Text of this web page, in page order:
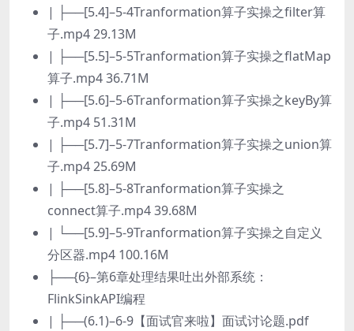
| ├──[5.4]–5-4Tranformation算子实操之filter算
子.mp4 29.13M
| ├──[5.5]–5-5Tranformation算子实操之flatMap
算子.mp4 36.71M
| ├──[5.6]–5-6Tranformation算子实操之keyBy算
子.mp4 51.31M
| ├──[5.7]–5-7Tranformation算子实操之union算
子.mp4 25.69M
| ├──[5.8]–5-8Tranformation算子实操之
connect算子.mp4 39.68M
| └──[5.9]–5-9Tranformation算子实操之自定义
分区器.mp4 100.16M
├──{6}–第6章处理结果吐出外部系统：
FlinkSinkAPI编程
| ├──(6.1)–6-9【面试官来啦】面试讨论题.pdf